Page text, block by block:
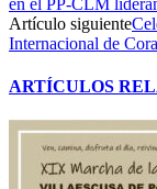
Artículo siguiente
Internacional de
ARTÍCULOS